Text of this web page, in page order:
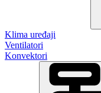
Klima uređaji
Ventilatori
Konvektori